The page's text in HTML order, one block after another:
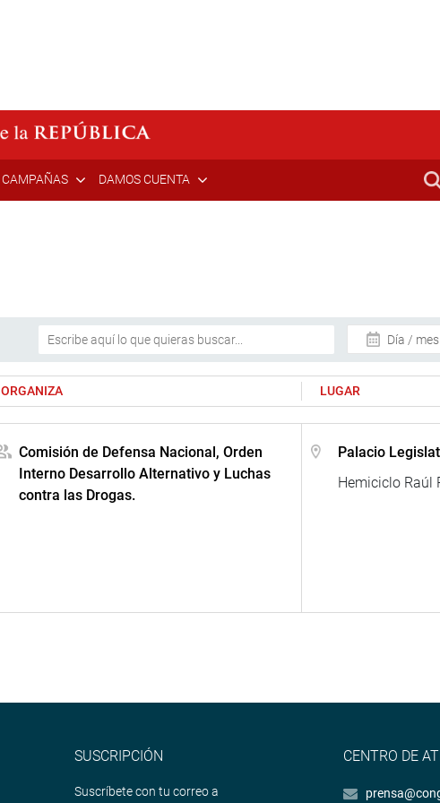
CAMPAÑAS DAMOS CUENTA
Día /
ORGANIZA LUGAR
Comisión de Defensa Nacional, Orden
Interno Desarrollo Alternativo y Luchas
contra las Drogas.
Palacio
Hemiciclo Raúl
SUSCRIPCIÓN
Suscríbete con tu correo a
CENTRO DE